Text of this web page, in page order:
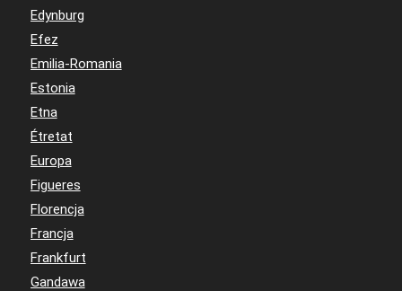
Edynburg
Efez
Emilia-Romania
Estonia
Etna
Étretat
Europa
Figueres
Florencja
Francja
Frankfurt
Gandawa